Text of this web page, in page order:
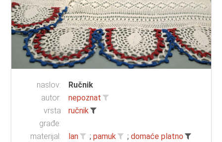
naslov:
Ručnik
autor:
nepoznat
vrsta
građe:
ručnik
materijal: lan ; pamuk ; domaće platno